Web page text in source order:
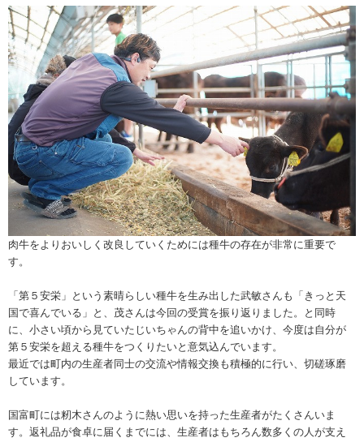
肉牛をよりおいしく改良していくためには種牛の存在が非常に重要で
す。
「第５安栄」という素晴らしい種牛を生み出した武敏さんも「きっと天
国で喜んでいる」と、茂さんは今回の受賞を振り返りました。と同時
に、小さい頃から見ていたじいちゃんの背中を追いかけ、今度は自分が
第５安栄を超える種牛をつくりたいと意気込んでいます。
最近では町内の生産者同士の交流や情報交換も積極的に行い、切磋琢磨
しています。
国富町には籾木さんのように熱い思いを持った生産者がたくさんいま
す。返礼品が食卓に届くまでには、生産者はもちろん数多くの人が支え